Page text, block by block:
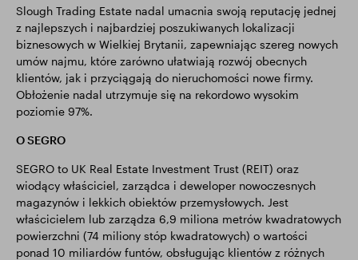
Slough Trading Estate nadal umacnia swoją reputację jednej
z najlepszych i najbardziej poszukiwanych lokalizacji
biznesowych w Wielkiej Brytanii, zapewniając szereg nowych
umów najmu, które zarówno ułatwiają rozwój obecnych
klientów, jak i przyciągają do nieruchomości nowe firmy.
Obłożenie nadal utrzymuje się na rekordowo wysokim
poziomie 97%.
O SEGRO
SEGRO to UK Real Estate Investment Trust (REIT) oraz
wiodący właściciel, zarządca i deweloper nowoczesnych
magazynów i lekkich obiektów przemysłowych. Jest
właścicielem lub zarządza 6,9 miliona metrów kwadratowych
powierzchni (74 miliony stóp kwadratowych) o wartości
ponad 10 miliardów funtów, obsługując klientów z różnych